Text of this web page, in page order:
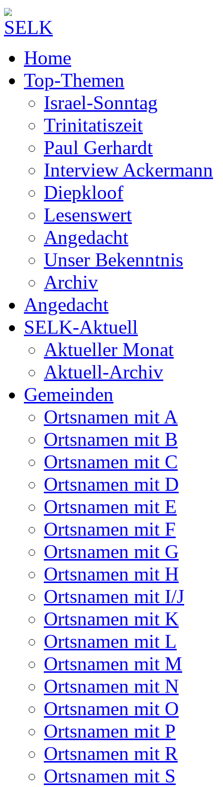
Home
Top-Themen
Israel-Sonntag
Trinitatiszeit
Paul Gerhardt
Interview Ackermann
Diepkloof
Lesenswert
Angedacht
Unser Bekenntnis
Archiv
Angedacht
SELK-Aktuell
Aktueller Monat
Aktuell-Archiv
Gemeinden
Ortsnamen mit A
Ortsnamen mit B
Ortsnamen mit C
Ortsnamen mit D
Ortsnamen mit E
Ortsnamen mit F
Ortsnamen mit G
Ortsnamen mit H
Ortsnamen mit I/J
Ortsnamen mit K
Ortsnamen mit L
Ortsnamen mit M
Ortsnamen mit N
Ortsnamen mit O
Ortsnamen mit P
Ortsnamen mit R
Ortsnamen mit S